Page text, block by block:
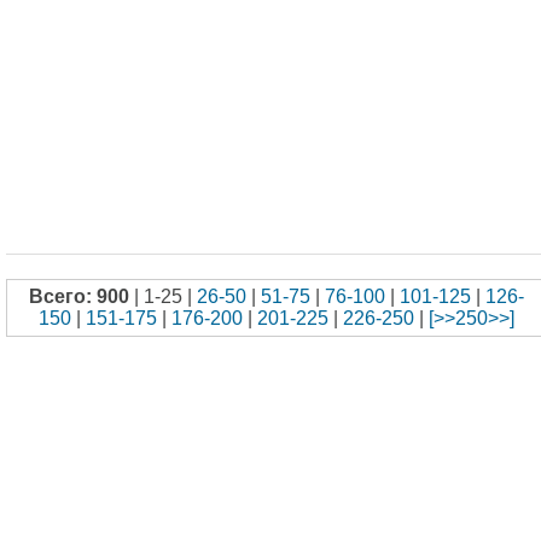
Всего: 900 | 1-25 | 26-50 51-75 76-100 101-125
126-
150
151-175 176-200 201-225 226-250 [>>250>>]